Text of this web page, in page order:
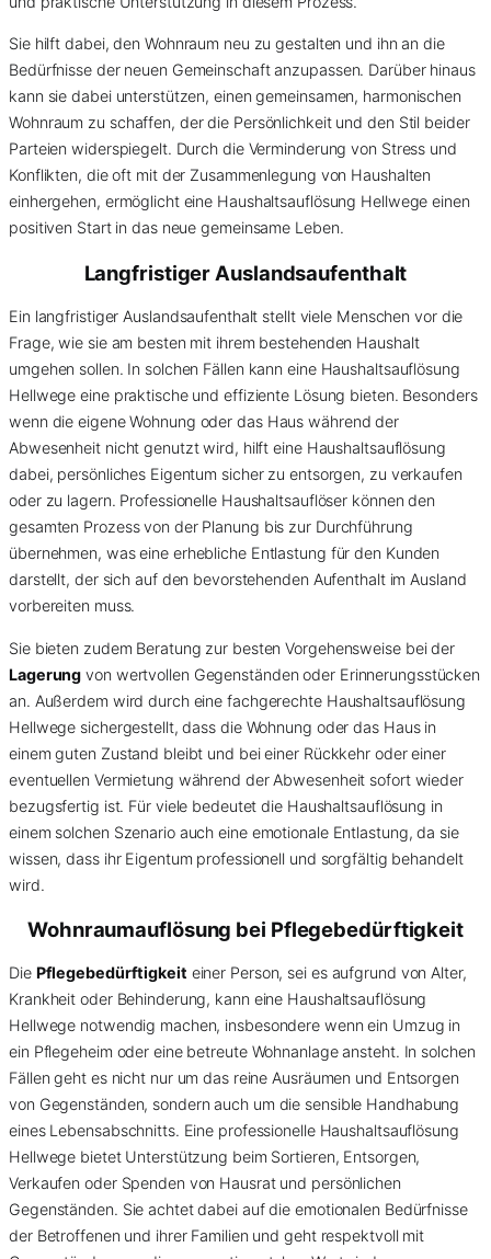
Sie hilft dabei, den Wohnraum neu zu gestalten und ihn an die
Bedürfnisse der neuen Gemeinschaft anzupassen. Darüber hinaus
kann sie dabei unterstützen, einen gemeinsamen, harmonischen
Wohnraum zu schaffen, der die Persönlichkeit und den Stil beider
Parteien widerspiegelt. Durch die Verminderung von Stress und
Konflikten, die oft mit der Zusammenlegung von Haushalten
einhergehen, ermöglicht eine Haushaltsauflösung Hellwege einen
positiven Start in das neue gemeinsame Leben.
Langfristiger Auslandsaufenthalt
Ein langfristiger Auslandsaufenthalt stellt viele Menschen vor die
Frage, wie sie am besten mit ihrem bestehenden Haushalt
umgehen sollen. In solchen Fällen kann eine Haushaltsauflösung
Hellwege eine praktische und effiziente Lösung bieten. Besonders
wenn die eigene Wohnung oder das Haus während der
Abwesenheit nicht genutzt wird, hilft eine Haushaltsauflösung
dabei, persönliches Eigentum sicher zu entsorgen, zu verkaufen
oder zu lagern. Professionelle Haushaltsauflöser können den
gesamten Prozess von der Planung bis zur Durchführung
übernehmen, was eine erhebliche Entlastung für den Kunden
darstellt, der sich auf den bevorstehenden Aufenthalt im Ausland
vorbereiten muss.
Sie bieten zudem Beratung zur besten Vorgehensweise bei der
Lagerung von wertvollen Gegenständen oder Erinnerungsstücken
an. Außerdem wird durch eine fachgerechte Haushaltsauflösung
Hellwege sichergestellt, dass die Wohnung oder das Haus in
einem guten Zustand bleibt und bei einer Rückkehr oder einer
eventuellen Vermietung während der Abwesenheit sofort wieder
bezugsfertig ist. Für viele bedeutet die Haushaltsauflösung in
einem solchen Szenario auch eine emotionale Entlastung, da sie
wissen, dass ihr Eigentum professionell und sorgfältig behandelt
wird.
Wohnraumauflösung bei Pflegebedürftigkeit
Die Pflegebedürftigkeit einer Person, sei es aufgrund von Alter,
Krankheit oder Behinderung, kann eine Haushaltsauflösung
Hellwege notwendig machen, insbesondere wenn ein Umzug in
ein Pflegeheim oder eine betreute Wohnanlage ansteht. In solchen
Fällen geht es nicht nur um das reine Ausräumen und Entsorgen
von Gegenständen, sondern auch um die sensible Handhabung
eines Lebensabschnitts. Eine professionelle Haushaltsauflösung
Hellwege bietet Unterstützung beim Sortieren, Entsorgen,
Verkaufen oder Spenden von Hausrat und persönlichen
Gegenständen. Sie achtet dabei auf die emotionalen Bedürfnisse
der Betroffenen und ihrer Familien und geht respektvoll mit